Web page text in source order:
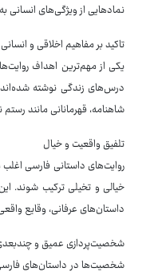
نمادهایی از ویژگی‌های انسانی
تاکید بر مفاهیم اخلاقی و انسانی
یکی از مهم‌ترین اهداف
درس‌های زندگی نوشته شده‌اند.
شاهنامه، قهرمانانی مانند
تلفیق واقعیت و خیال
روایت‌های داستانی فارسی اغلب
خیالی و تخیلی ترکیب شوند.
داستان‌های عرفانی، وقایع
شخصیت‌پردازی عمیق و
شخصیت‌ها در داستان‌های